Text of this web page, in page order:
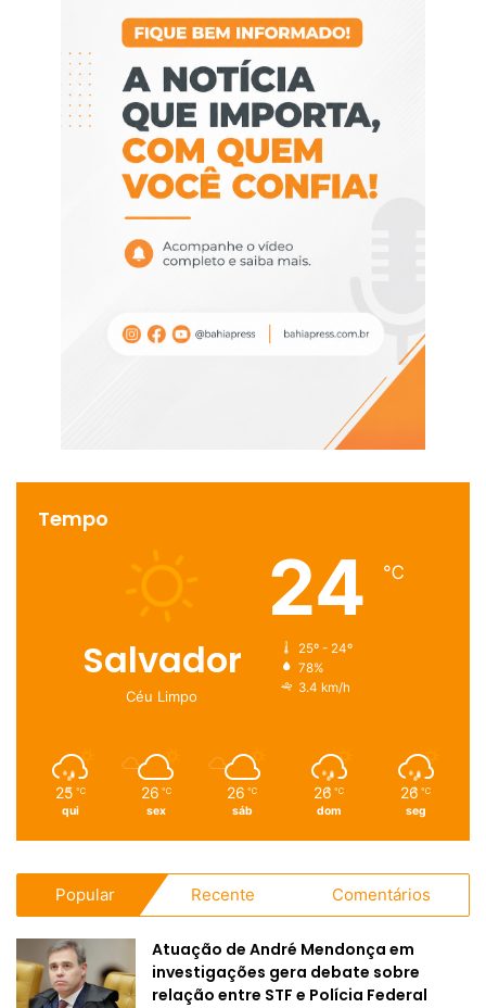
Tempo
Salvador
Céu Limpo
24 ℃
25º - 24º
78%
3.4 km/h
25 ℃
qui
26 ℃
sex
26 ℃
sáb
26 ℃
dom
26 ℃
seg
Popular Recente Comentários
Atuação de André Mendonça em
investigações gera debate sobre
relação entre STF e Polícia Federal